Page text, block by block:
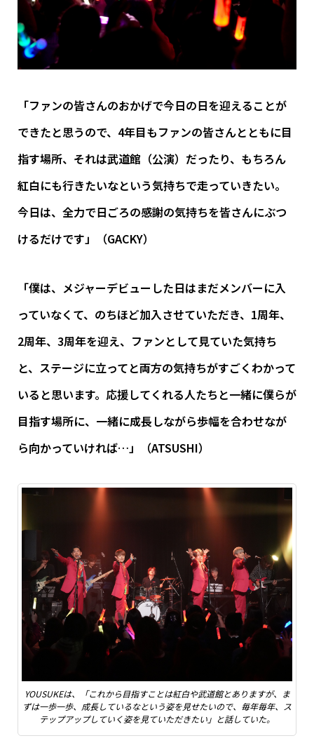
「ファンの皆さんのおかげで今日の日を迎えることが
できたと思うので、4年目もファンの皆さんとともに目
指す場所、それは武道館（公演）だったり、もちろん
紅白にも行きたいなという気持ちで走っていきたい。
今日は、全力で日ごろの感謝の気持ちを皆さんにぶつ
けるだけです」（GACKY）
「僕は、メジャーデビューした日はまだメンバーに入
っていなくて、のちほど加入させていただき、1周年、
2周年、3周年を迎え、ファンとして見ていた気持ち
と、ステージに立ってと両方の気持ちがすごくわかって
いると思います。応援してくれる人たちと一緒に僕らが
目指す場所に、一緒に成長しながら歩幅を合わせなが
ら向かっていければ…」（ATSUSHI）
YOUSUKEは、「これから目指すことは紅白や武道館とありますが、ま
ずは一歩一歩、成長しているなという姿を見せたいので、毎年毎年、ス
テップアップしていく姿を見ていただきたい」と話していた。